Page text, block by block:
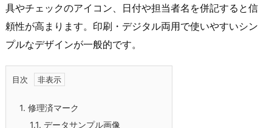
具やチェックのアイコン、日付や担当者名を併記すると信
頼性が高まります。印刷・デジタル両用で使いやすいシン
プルなデザインが一般的です。
目次
1. 修理済マーク
1.1. データサンプル画像